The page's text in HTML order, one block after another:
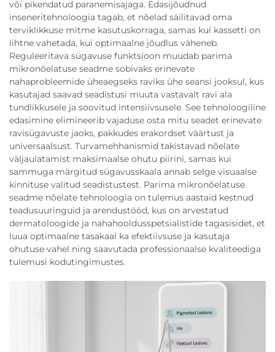
või pikendatud paranemisajaga. Edasijõudnud
inseneritehnoloogia tagab, et nõelad säilitavad oma
terviklikkuse mitme kasutuskorraga, samas kui kassetti on
lihtne vahetada, kui optimaalne jõudlus väheneb.
Reguleeritava sügavuse funktsioon muudab parima
mikronõelatuse seadme sobivaks erinevate
nahaprobleemide üheaegseks raviks ühe seansi jooksul, kus
kasutajad saavad seadistusi muuta vastavalt ravi ala
tundlikkusele ja soovitud intensiivsusele. See tehnoloogiline
edasi­mine elimineerib vajaduse osta mitu seadet erinevate
ravi­sügavuste jaoks, pakkudes erakordset väärtust ja
universaalsust. Turvamehhanismid takistavad nõelate
väljaulatamist maksimaalse ohutu piirini, samas kui
sammuga märgitud sügavusskaala annab selge visuaalse
kinnituse valitud seadistustest. Parima mikronõelatuse
seadme nõelate tehnoloogia on tulemus aastaid kestnud
teadusuuringuid ja arendustööd, kus on arvestatud
dermatoloogide ja nahahooldusspetsialistide tagasisidet, et
luua optimaalne tasakaal ka efektiivsuse ja kasutaja
ohutuse vahel ning saavutada professionaalse kvaliteediga
tulemusi kodutingimustes.